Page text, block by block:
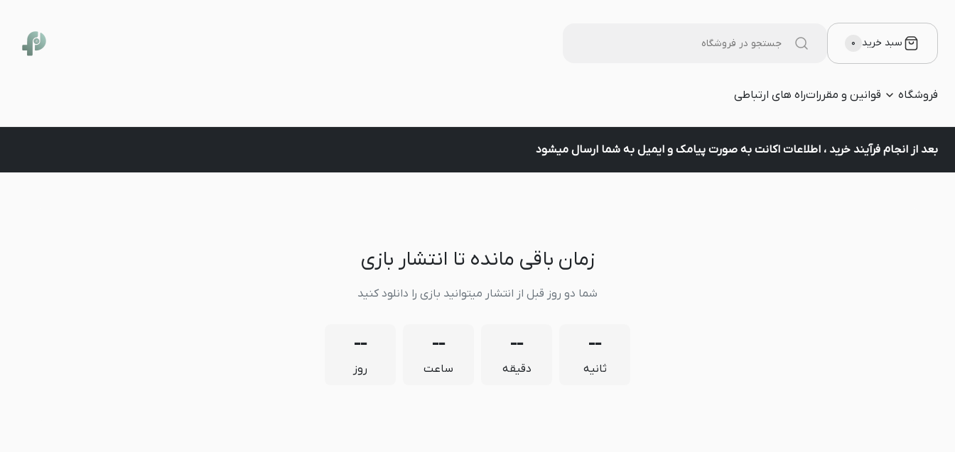
سبد خرید ۰
فروشگاه قوانین و مقرراتراه های ارتباطی
بعد از انجام فرآیند خرید ، اطلاعات اکانت به صورت پیامک و ایمیل به شما ارسال میشود
زمان باقی مانده تا انتشار بازی
شما دو روز قبل از انتشار میتوانید بازی را دانلود کنید
--
روز
--
ساعت
--
دقیقه
--
ثانیه